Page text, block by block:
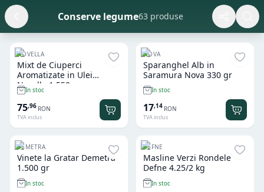
Conserve legume63 produse
NOVELLA
Mixt de Ciuperci
Aromatizate in Ulei
Novella 1.550 gr
In stoc
75,96 RON
TVA inclus
NOVA
Sparanghel Alb in
Saramura Nova 330 gr
In stoc
17,14 RON
TVA inclus
DEMETRA
Vinete la Gratar Demetra
1.500 gr
In stoc
DEFNE
Masline Verzi Rondele
Defne 4.25/2 kg
In stoc